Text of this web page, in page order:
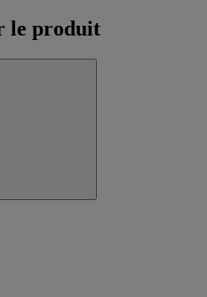
le produit